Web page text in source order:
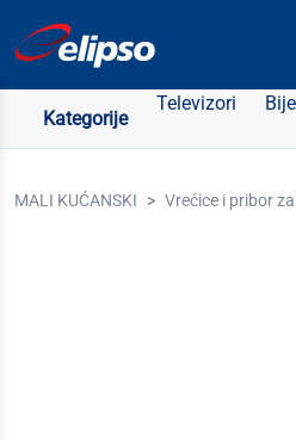
Kategorije
Televizori
MALI KUĆANSKI Vrećice i pribor